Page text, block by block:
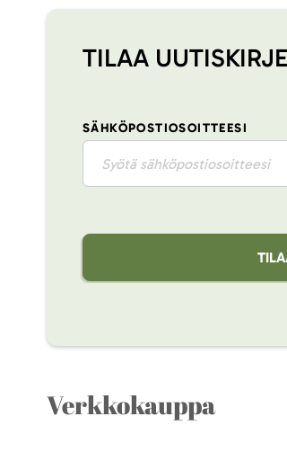
TILAA
SÄHKÖPOSTIOSOITTEESI
Verkkokauppa